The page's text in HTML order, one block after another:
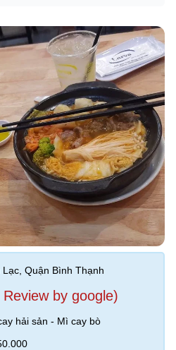
Lạc, Quận Bình Thạnh
by google)
hải sản - Mì cay bò